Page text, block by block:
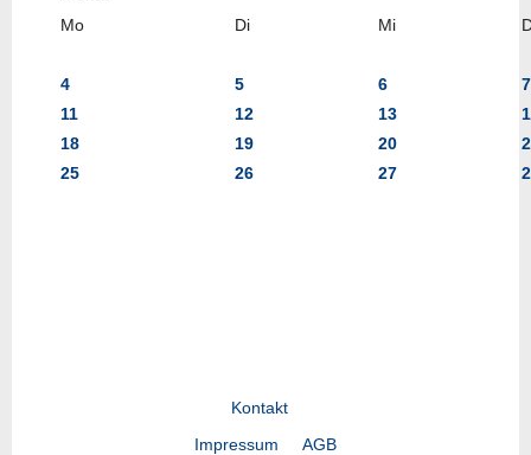
Mo Di Mi
4 5 6
7
11
12 13
18
19 20
25
26 27
Kontakt
Impressum
AGB